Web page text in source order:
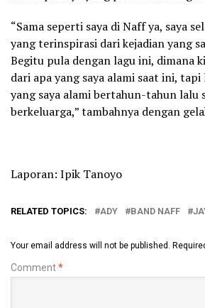
“Sama seperti saya di Naff ya, saya
yang terinspirasi dari kejadian yang
Begitu pula dengan lagu ini, dimana
dari apa yang saya alami saat ini,
yang saya alami bertahun-tahun lalu
berkeluarga,” tambahnya dengan
Laporan: Ipik Tanoyo
RELATED TOPICS: ADY BAND NAFF
Your email address will not be published.
Comment*